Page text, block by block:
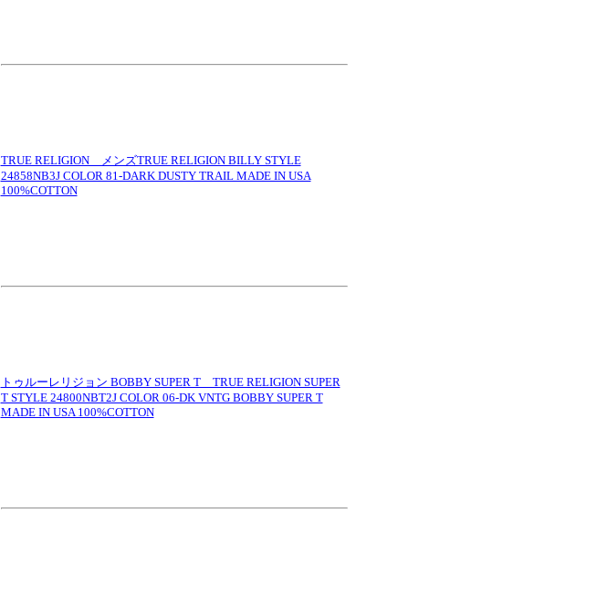
TRUE RELIGION メンズTRUE RELIGION BILLY STYLE
24858NB3J COLOR 81-DARK DUSTY TRAIL MADE IN USA
100%COTTON
トゥルーレリジョン BOBBY SUPER T TRUE RELIGION SUPER
T STYLE 24800NBT2J COLOR 06-DK VNTG BOBBY SUPER T
MADE IN USA 100%COTTON